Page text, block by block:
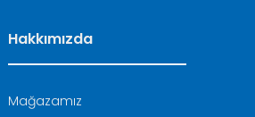
Hakkımızda
Mağazamız